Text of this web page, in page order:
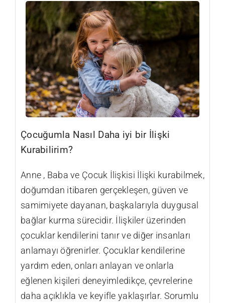
Çocuğumla Nasıl Daha iyi bir İlişki
Kurabilirim?
Anne , Baba ve Çocuk İlişkisi İlişki kurabilmek,
doğumdan itibaren gerçekleşen, güven ve
samimiyete dayanan, başkalarıyla duygusal
bağlar kurma sürecidir. İlişkiler üzerinden
çocuklar kendilerini tanır ve diğer insanları
anlamayı öğrenirler. Çocuklar kendilerine
yardım eden, onları anlayan ve onlarla
eğlenen kişileri deneyimledikçe, çevrelerine
daha açıklıkla ve keyifle yaklaşırlar. Sorumlu